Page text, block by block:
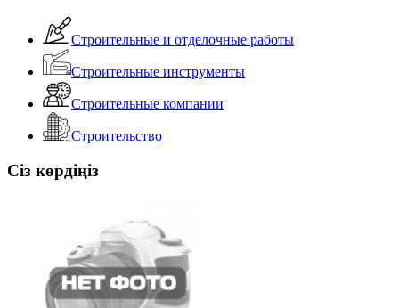
Строительные и отделочные работы
Строительные инструменты
Строительные компании
Строительство
Сіз көрдіңіз